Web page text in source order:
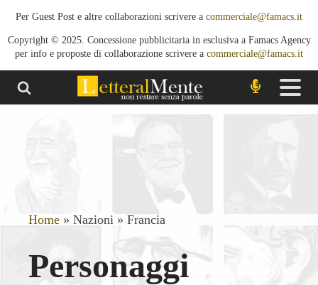
Per Guest Post e altre collaborazioni scrivere a commerciale@famacs.it
Copyright © 2025. Concessione pubblicitaria in esclusiva a Famacs Agency
per info e proposte di collaborazione scrivere a commerciale@famacs.it
Home » Nazioni » Francia
Personaggi